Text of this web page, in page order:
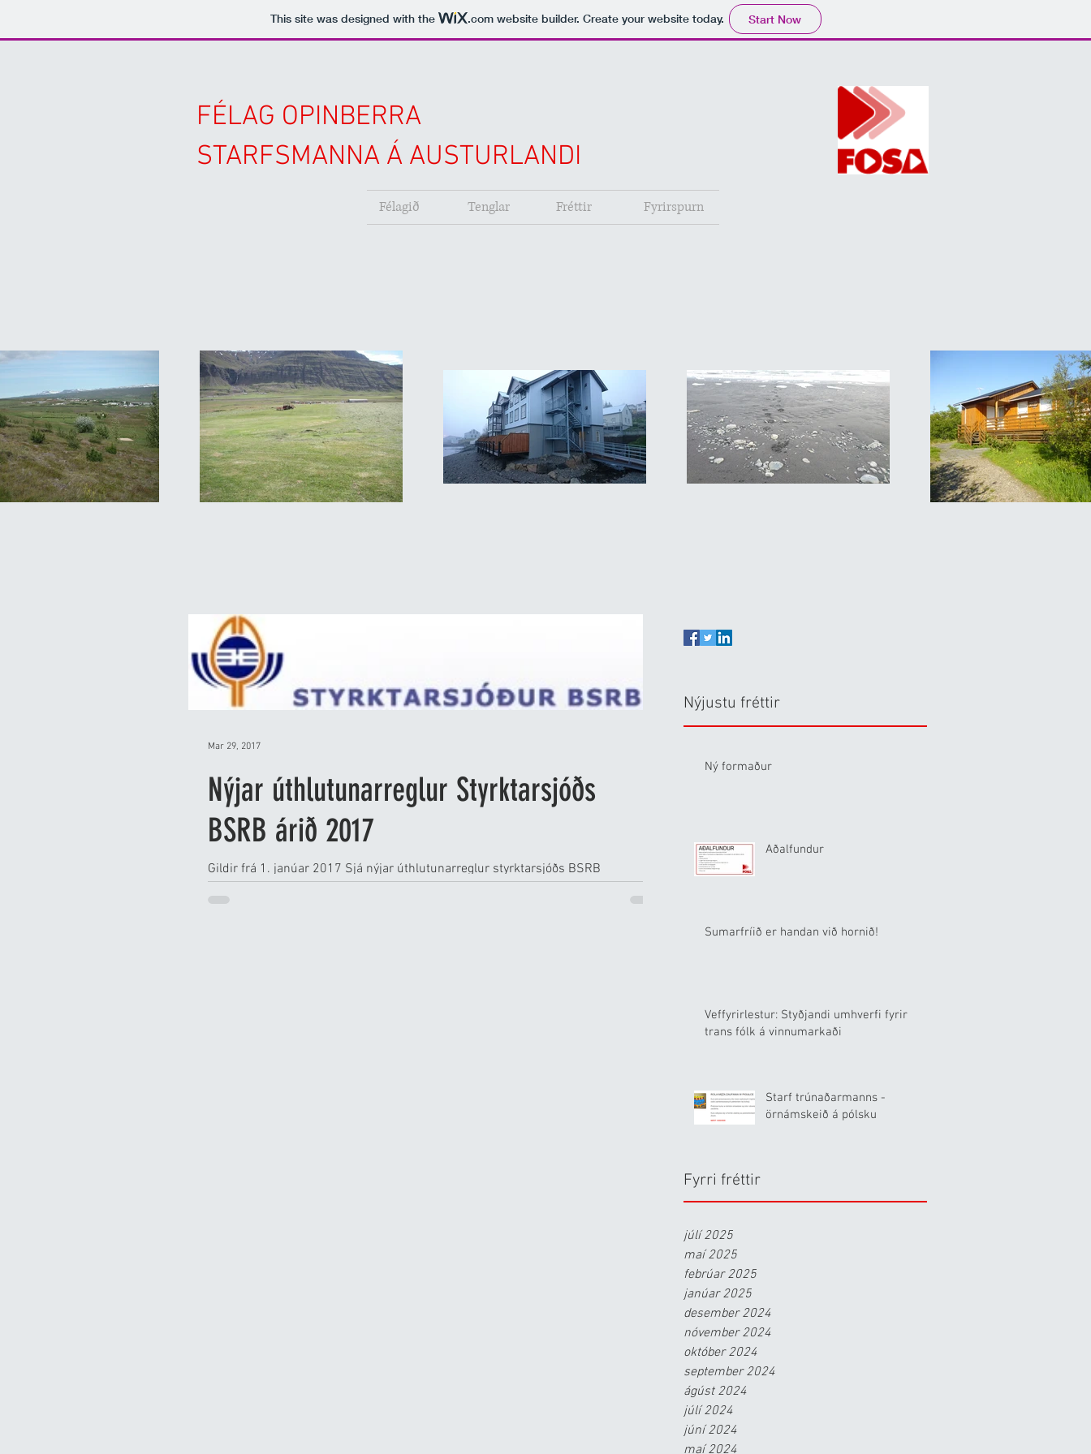
This site was designed with the .comwebsite builder. Create your website today. Start Now
FÉLAG OPINBERRA
STARFSMANNA Á AUSTURLANDI
Félagið Tenglar Fréttir Fyrirspurn
Nýjustu fréttir
Ný formaður
Aðalfundur
Sumarfríið er handan við hornið!
Veffyrirlestur: Styðjandi umhverfi fyrir
trans fólk á vinnumarkaði
Starf trúnaðarmanns -
örnámskeið á pólsku
Fyrri fréttir
júlí 2025
maí 2025
febrúar 2025
janúar 2025
desember 2024
nóvember 2024
október 2024
september 2024
ágúst 2024
júlí 2024
júní 2024
maí 2024
Nýjar úthlutunarreglur Styrktarsjóðs
BSRB árið 2017
Gildir frá 1. janúar 2017 Sjá nýjar úthlutunarreglur styrktarsjóðs BSRB
Mar 29, 2017